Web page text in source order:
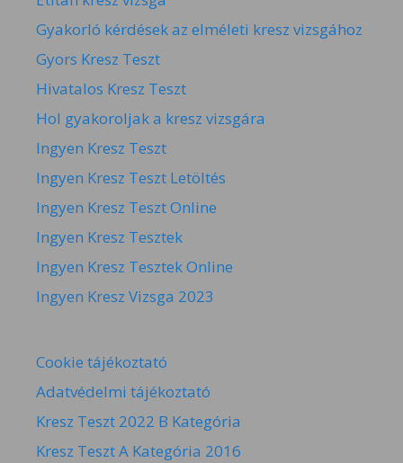
Gyakorló kérdések az elméleti kresz vizsgához
Gyors Kresz Teszt
Hivatalos Kresz Teszt
Hol gyakoroljak a kresz vizsgára
Ingyen Kresz Teszt
Ingyen Kresz Teszt Letöltés
Ingyen Kresz Teszt Online
Ingyen Kresz Tesztek
Ingyen Kresz Tesztek Online
Ingyen Kresz Vizsga 2023
Cookie tájékoztató
Adatvédelmi tájékoztató
Kresz Teszt 2022 B Kategória
Kresz Teszt A Kategória 2016